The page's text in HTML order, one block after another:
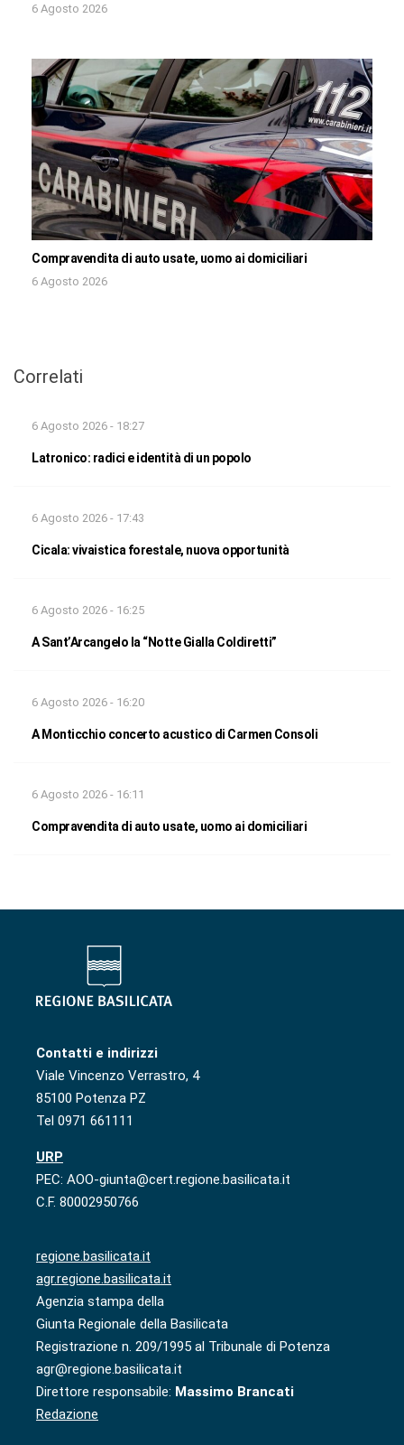
6 Agosto 2026
Compravendita di auto usate, uomo ai domiciliari
6 Agosto 2026
Correlati
6 Agosto 2026 - 18:27
Latronico: radici e identità di un popolo
6 Agosto 2026 - 17:43
Cicala: vivaistica forestale, nuova opportunità
6 Agosto 2026 - 16:25
A Sant’Arcangelo la “Notte Gialla Coldiretti”
6 Agosto 2026 - 16:20
A Monticchio concerto acustico di Carmen Consoli
6 Agosto 2026 - 16:11
Compravendita di auto usate, uomo ai domiciliari
Contatti e indirizzi
Viale Vincenzo Verrastro, 4
85100 Potenza PZ
Tel 0971 661111
URP
PEC: AOO-giunta@cert.regione.basilicata.it
C.F. 80002950766
regione.basilicata.it
agr.regione.basilicata.it
Agenzia stampa della
Giunta Regionale della Basilicata
Registrazione n. 209/1995 al Tribunale di Potenza
agr@regione.basilicata.it
Direttore responsabile: Massimo Brancati
Redazione